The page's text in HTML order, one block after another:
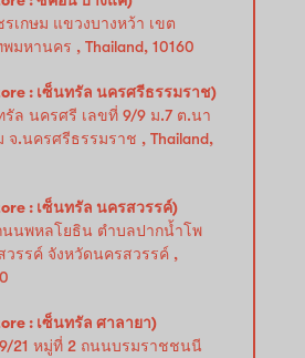
เกษม แขวงบางหว้า เขต
มหานคร , Thailand, 10160
: เซ็นทรัล นครศรีธรรมราช)
ล นครศรี เลขที่ 9/9 ม.7 ต.นา
จ.นครศรีธรรมราช , Thailand,
: เซ็นทรัล นครสวรรค์)
นนพหลโยธิน ตำบลปากน้ำโพ
วรรค์ จังหวัดนครสวรรค์ ,
: เซ็นทรัล ศาลายา)
21 หมู่ที่ 2 ถนนบรมราชชนนี